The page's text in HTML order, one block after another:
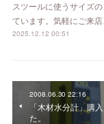
スツールに使うサイズ
ています。気軽にご来店
2025.12.12 00:51
2008.06.30 22:16
「木材水分計」購
た。